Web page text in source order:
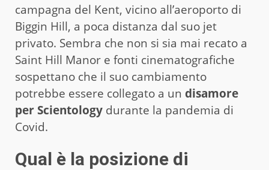
campagna del Kent, vicino all’aeroporto di
Biggin Hill, a poca distanza dal suo jet
privato. Sembra che non si sia mai recato a
Saint Hill Manor e fonti cinematografiche
sospettano che il suo cambiamento
potrebbe essere collegato a un disamore
per Scientology durante la pandemia di
Covid.
Qual è la posizione di